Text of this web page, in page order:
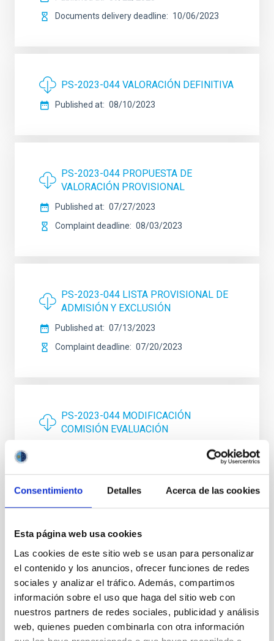
Consentimiento Detalles Acerca de las cookies
Esta página web usa cookies
Las cookies de este sitio web se usan para personalizar
el contenido y los anuncios, ofrecer funciones de redes
sociales y analizar el tráfico. Además, compartimos
información sobre el uso que haga del sitio web con
nuestros partners de redes sociales, publicidad y análisis
web, quienes pueden combinarla con otra información
Documents delivery deadline
10/06/2023
PS-2023-044 VALORACIÓN DEFINITIVA
Published at 08/10/2023
PS-2023-044 PROPUESTA DE
VALORACIÓN PROVISIONAL
Published at
07/27/2023
Complaint deadline
08/03/2023
PS-2023-044 LISTA PROVISIONAL DE
ADMISIÓN Y EXCLUSIÓN
Published at
07/13/2023
Complaint deadline
07/20/2023
PS-2023-044 MODIFICACIÓN
COMISIÓN EVALUACIÓN
Description
La presente Resolución tiene por objeto convocar, en régimen
ayuda para la formación de las personas que hayan obtenido
recientemente el título académico de Grado (curso 2022-2023)
o estudiantes o recién titulados de máster universitario (curso
2022-2023).
COMPOSICIÓN DE LA COMISIÓN DE EVALUACIÓN: